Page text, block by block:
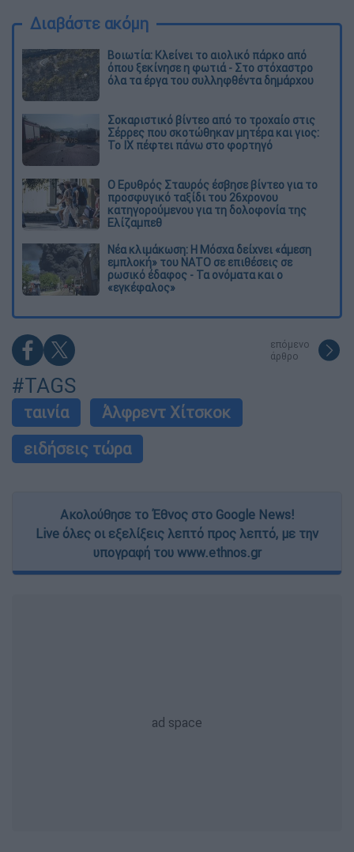
Διαβάστε ακόμη
Βοιωτία: Κλείνει το αιολικό πάρκο από
όπου ξεκίνησε η φωτιά - Στο στόχαστρο
όλα τα έργα του συλληφθέντα δημάρχου
Σοκαριστικό βίντεο από το τροχαίο στις
Σέρρες που σκοτώθηκαν μητέρα και γιος:
Το ΙΧ πέφτει πάνω στο φορτηγό
Ο Ερυθρός Σταυρός έσβησε βίντεο για το
προσφυγικό ταξίδι του 26χρονου
κατηγορούμενου για τη δολοφονία της
Ελίζαμπεθ
Νέα κλιμάκωση: Η Μόσχα δείχνει «άμεση
εμπλοκή» του ΝΑΤΟ σε επιθέσεις σε
ρωσικό έδαφος - Τα ονόματα και ο
«εγκέφαλος»
επόμενο
άρθρο
#TAGS
ταινία
Άλφρεντ Χίτσκοκ
ειδήσεις τώρα
Ακολούθησε το Έθνος στο Google News!
Live όλες οι εξελίξεις λεπτό προς λεπτό, με την
υπογραφή του www.ethnos.gr